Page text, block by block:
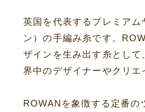
英国を代表するプレミア
ン）の手編み糸です。
ザインを生み出す糸とし
界中のデザイナーやクリ
ROWANを象徴する定番の